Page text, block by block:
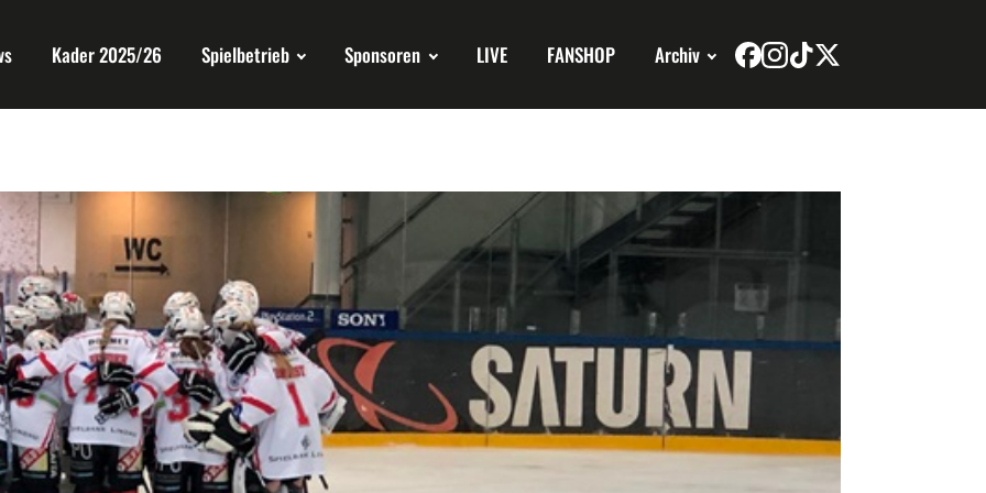
Kader 2025/26 Spielbetrieb Sponsoren LIVE FANSHOP Archiv